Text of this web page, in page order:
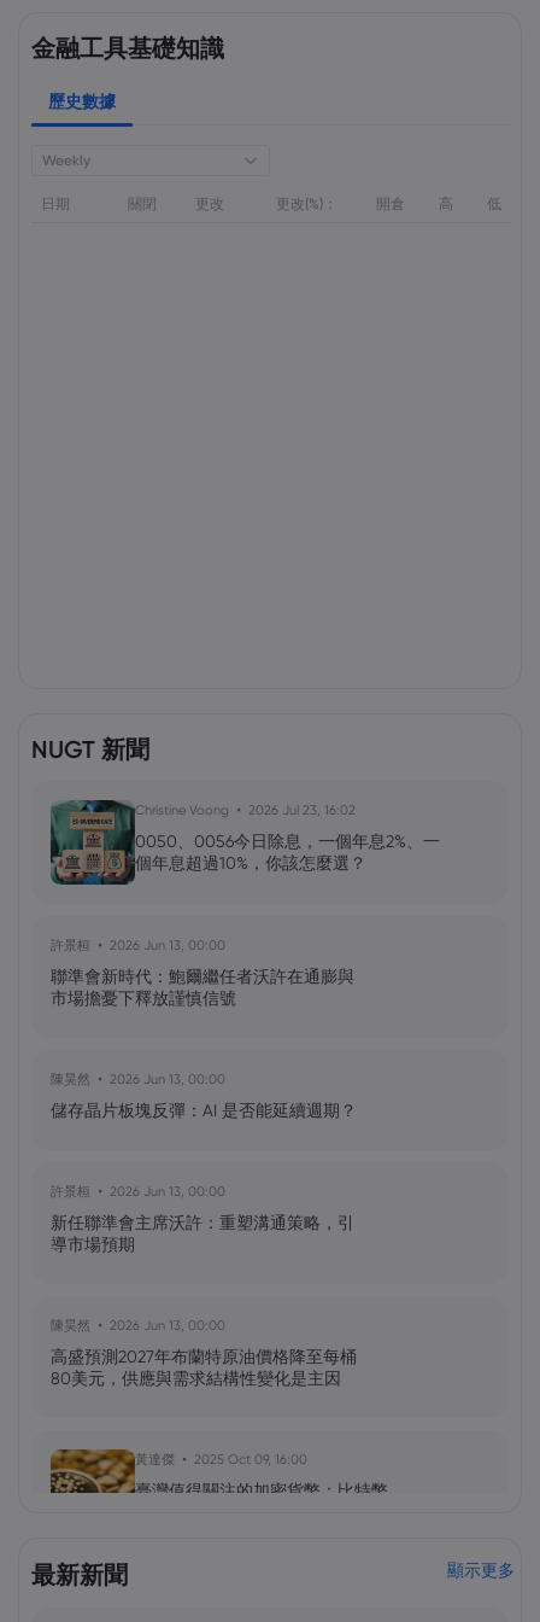
金融工具基礎知識
歷史數據
Weekly
日期 關閉 更改 更改(%)： 開倉 高 低
NUGT 新聞
Christine Voong 2026 Jul 23, 16:02
0050、0056今日除息，一個年息2%、一
個年息超過10%，你該怎麼選？
許景桓 2026 Jun 13, 00:00
聯準會新時代：鮑爾繼任者沃許在通膨與
市場擔憂下釋放謹慎信號
陳昊然 2026 Jun 13, 00:00
儲存晶片板塊反彈：AI 是否能延續週期？
許景桓 2026 Jun 13, 00:00
新任聯準會主席沃許：重塑溝通策略，引
導市場預期
陳昊然 2026 Jun 13, 00:00
高盛預測2027年布蘭特原油價格降至每桶
80美元，供應與需求結構性變化是主因
黃達傑 2025 Oct 09, 16:00
臺灣值得關注的加密貨幣：比特幣
最新新聞 顯示更多